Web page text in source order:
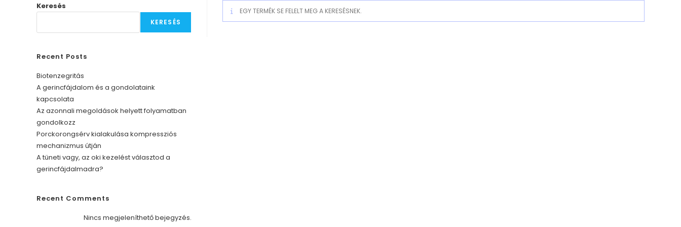
EGY TERMÉK SE FELELT MEG A KERESÉSNEK.
Keresés
KERESÉS
Recent Posts
Biotenzegritás
A gerincfájdalom és a gondolataink
kapcsolata
Az azonnali megoldások helyett folyamatban
gondolkozz
Porckorongsérv kialakulása kompressziós
mechanizmus útján
A tüneti vagy, az oki kezelést választod a
gerincfájdalmadra?
Recent Comments
Nincs megjeleníthető bejegyzés.